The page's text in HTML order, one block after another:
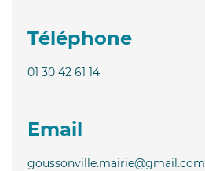
Téléphone
01 30 42 61 14
Email
goussonville.mairie@gmail.com